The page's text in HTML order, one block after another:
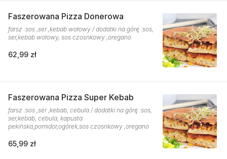
Faszerowana Pizza Donerowa
farsz :sos ,ser ,kebab wołowy / dodatki na górę :sos,
ser,kebab wołowy, sos czosnkowy ,oregano
62,99 zł
Faszerowana Pizza Super Kebab
farsz :sos ,ser ,kebab, cebula / dodatki na górę :sos,
ser,kebab, cebula, kapusta
pekińska,pomidor,ogórek,sos czosnkowy ,oregano
65,99 zł